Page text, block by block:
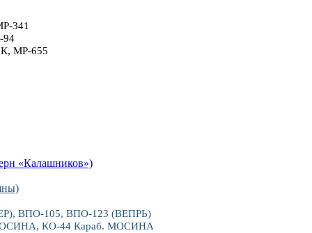
341
94
МР-655
«Калашников»)
ВПО-105, ВПО-123 (ВЕПРЬ)
КО-44 Караб. МОСИНА